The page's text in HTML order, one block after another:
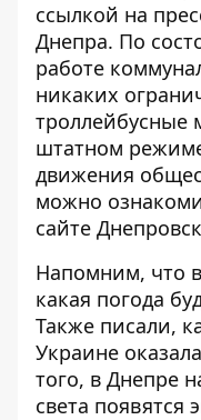
ссылкой на
Днепра. По
работе
никаких
троллейбусные
штатном
движения
можно
сайте
Напомним, что
какая погода
Также писали,
Украине
того, в Днепре
света появятся